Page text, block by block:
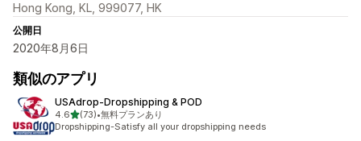
Hong Kong, KL, 999077, HK
公開日
2020年8月6日
類似のアプリ
USAdrop‑Dropshipping & POD
4.65つ星中
(73)
合計レビュー数：73件
•無料プランあり
Dropshipping-Satisfy all your dropshipping needs